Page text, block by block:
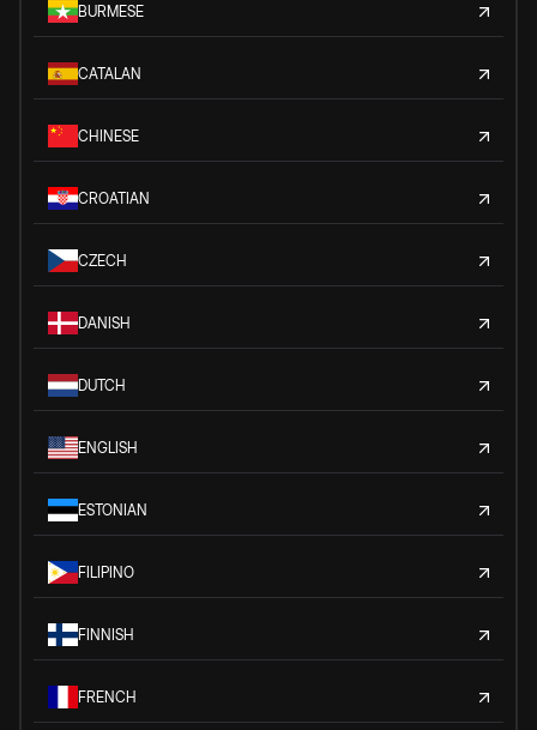
BURMESE
CATALAN
CHINESE
CROATIAN
CZECH
DANISH
DUTCH
ENGLISH
ESTONIAN
FILIPINO
FINNISH
FRENCH